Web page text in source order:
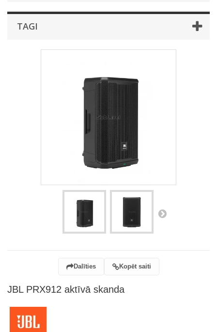
TAGI
Dalīties Kopēt saiti
JBL PRX912 aktīvā skanda